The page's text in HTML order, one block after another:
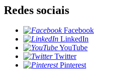
Redes sociais
Facebook
LinkedIn
YouTube
Twitter
Pinterest